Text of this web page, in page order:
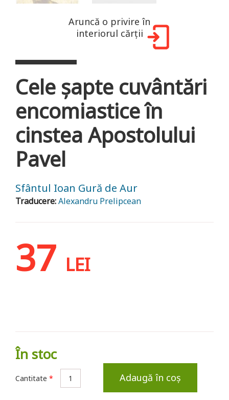
Aruncă o privire în
interiorul cărții
Cele șapte cuvântări
encomiastice în
cinstea Apostolului
Pavel
Sfântul Ioan Gură de Aur
Traducere:Alexandru Prelipcean
37 LEI
În stoc
Cantitate * Adaugă în coș